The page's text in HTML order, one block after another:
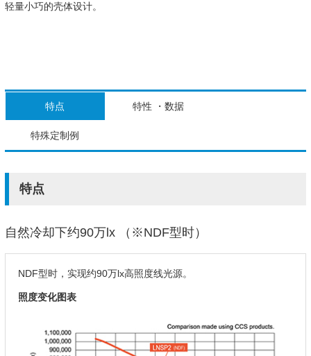
轻量小巧的壳体设计。
特点 特性 ・数据
特殊定制例
特点
自然冷却下约90万lx （※NDF型时）
NDF型时，实现约90万lx高照度线光源。
照度变化图表